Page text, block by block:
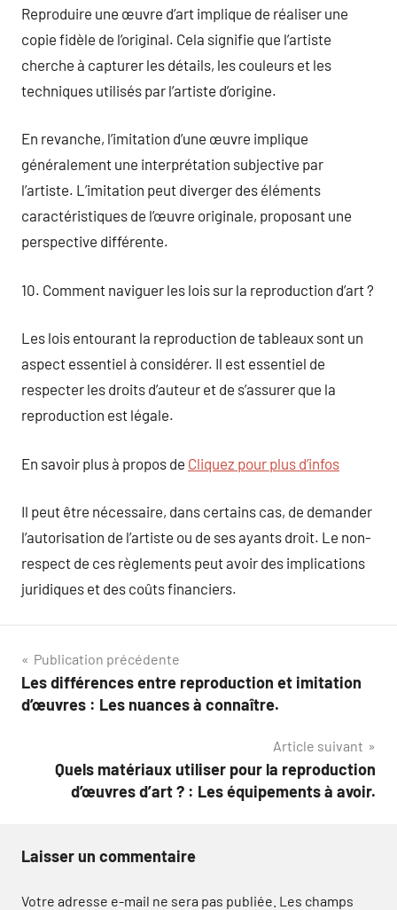
Reproduire une œuvre d’art implique de réaliser une
copie fidèle de l’original. Cela signifie que l’artiste
cherche à capturer les détails, les couleurs et les
techniques utilisés par l’artiste d’origine.
En revanche, l’imitation d’une œuvre implique
généralement une interprétation subjective par
l’artiste. L’imitation peut diverger des éléments
caractéristiques de l’œuvre originale, proposant une
perspective différente.
10. Comment naviguer les lois sur la reproduction d’art ?
Les lois entourant la reproduction de tableaux sont un
aspect essentiel à considérer. Il est essentiel de
respecter les droits d’auteur et de s’assurer que la
reproduction est légale.
En savoir plus à propos de Cliquez pour plus d’infos
Il peut être nécessaire, dans certains cas, de demander
l’autorisation de l’artiste ou de ses ayants droit. Le non-
respect de ces règlements peut avoir des implications
juridiques et des coûts financiers.
Navigation
de
Publication précédente
Les différences entre reproduction et imitation
d’œuvres : Les nuances à connaître.
Article suivant
Quels matériaux utiliser pour la reproduction
d’œuvres d’art ? : Les équipements à avoir.
Laisser un commentaire
Votre adresse e-mail ne sera pas publiée. Les champs